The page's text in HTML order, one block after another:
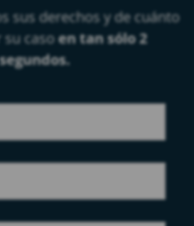
sus derechos y de cuánto
su casoen tan sólo 2
segundos.